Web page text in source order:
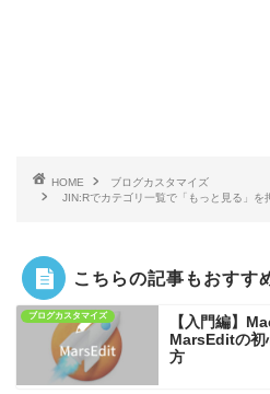
HOME
ブログカスタマイズ
JIN:Rでカテゴリ一覧で「もっと見る」
こちらの記事もおすす
ブログカスタマイズ
【入門編】
MarsEditの初
方